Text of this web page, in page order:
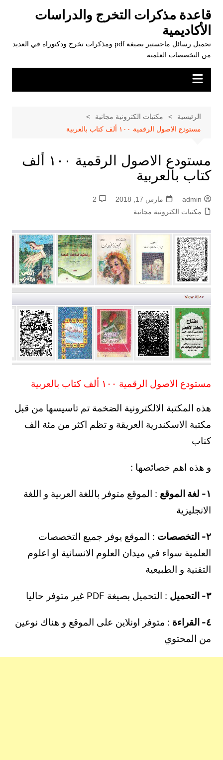
المحتوى
قاعدة مذكرات التخرج والدراسات
الأكاديمية
تحميل رسائل ماجستير بصيغة pdf ومذكرات تخرج ودكتوراه في العديد
من التخصصات العلمية
الرئيسية
مكتبات الكترونية مجانية
مستودع الاصول الرقمية ١٠٠ ألف كتاب بالعربية
مستودع الاصول الرقمية ١٠٠ ألف
كتاب بالعربية
admin مارس 17, 2018
2
مكتبات الكترونية مجانية
مستودع الاصول الرقمية ١٠٠ ألف كتاب بالعربية
هذه المكتبة الالكترونية الضخمة تم تاسيسها من قبل
مكتبة الاسكندرية العريقة و تظم اكثر من مئة الف
كتاب
و هذه اهم خصائصها :
١- لغة الموقع
: الموقع متوفر باللغة العربية و اللغة
الانجليزية
٢- التخصصات
: الموقع يوفر جميع التخصصات
العلمية سواء في ميدان العلوم الانسانية او اعلوم
التقنية و الطبيعية
٣- التحميل : التحميل بصيغة PDF غير متوفر حاليا
٤- القراءة
: متوفر اونلاين على الموقع و هناك نوعين
من المحتوي